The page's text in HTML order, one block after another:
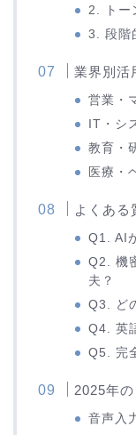
2. トー
3. 段階
業界別活
営業・
IT・シ
教育・
医療・
よくある
Q1. AI
Q2. 機
夫？
Q3. ど
Q4. 英
Q5. 完
2025年
音声入